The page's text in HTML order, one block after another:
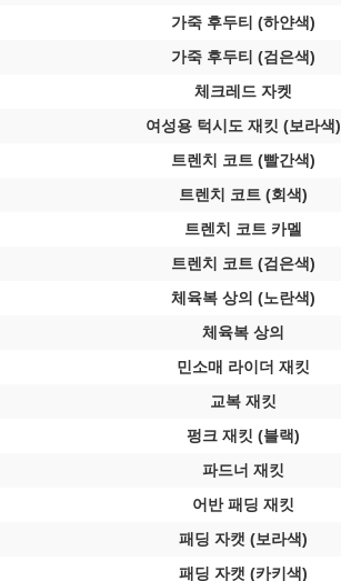
가죽 후두티 (하얀색)
가죽 후두티 (검은색)
체크레드 자켓
여성용 턱시도 재킷 (보라색)
트렌치 코트 (빨간색)
트렌치 코트 (회색)
트렌치 코트 카멜
트렌치 코트 (검은색)
체육복 상의 (노란색)
체육복 상의
민소매 라이더 재킷
교복 재킷
펑크 재킷 (블랙)
파드너 재킷
어반 패딩 재킷
패딩 자캣 (보라색)
패딩 자캣 (카키색)